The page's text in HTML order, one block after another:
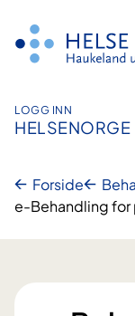
innhald
LOGG INN
HELSENORGE
Forside
e-Behandling